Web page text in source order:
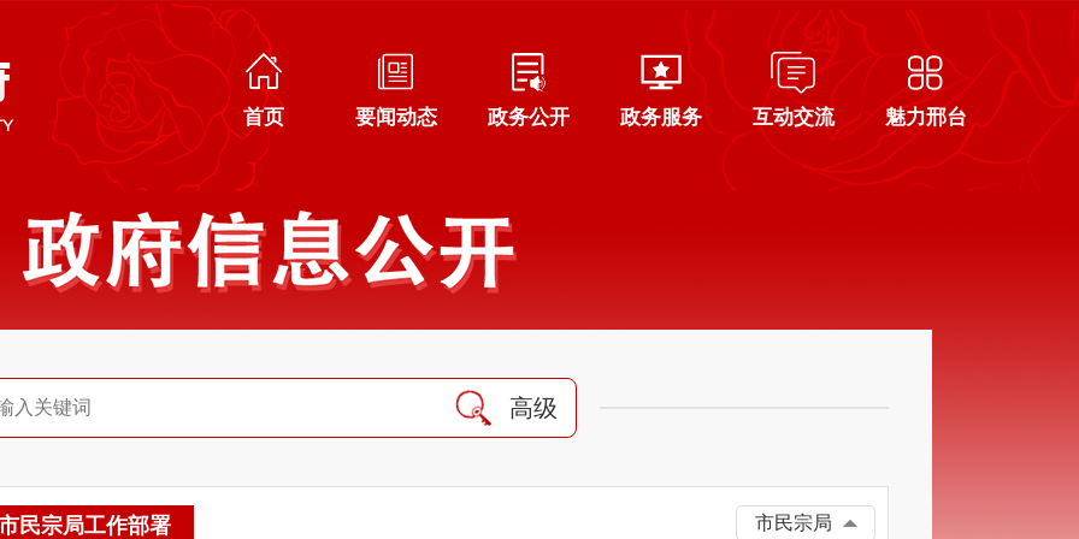
首页 要闻动态 政务公开 政务服务 互动交流 魅力邢台
高级
民宗局工作部署 市民宗局